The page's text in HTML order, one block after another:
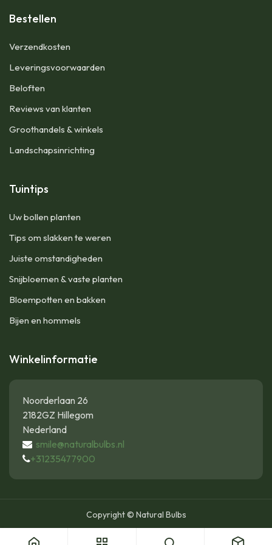
Bestellen
Verzendkosten
Leveringsvoorwaarden
Beloften
Reviews van klanten
Groothandels & winkels
Landschapsinrichting
Tuintips
Uw bollen planten
Tips om slakken te weren
Juiste omstandigheden
Snijbloemen & vaste planten
Bloempotten en bakken
Bijen en hommels
Winkelinformatie
Noorderlaan 26
2182GZ Hillegom
Nederland
smile@naturalbulbs.nl
+31235477900
Copyright © Natural Bulbs